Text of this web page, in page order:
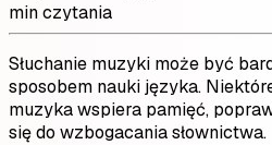
min czytania
Słuchanie muzyki może być
sposobem nauki języka.
muzyka wspiera pamięć,
się do wzbogacania słownictwa.